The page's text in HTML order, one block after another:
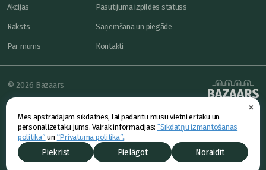
×
Mēs apstrādājam sīkdatnes, lai padarītu mūsu vietni ērtāku un
personalizētāku jums. Vairāk informācijas: “Sīkdatņu izmantošanas
politika” un “Privātuma politika”..
Piekrist Pielāgot Noraidīt
Akcijas
Raksts
Par mums
Pasūtījuma izpildes statuss
Saņemšana un piegāde
Kontakti
powered by
© 2026 Bazaars
Konfidencialitāte
Piedāvājums